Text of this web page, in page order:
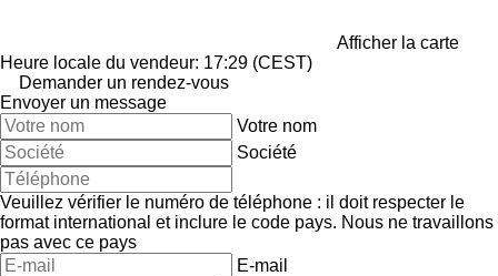
Afficher la carte
Heure locale du vendeur: 17:29 (CEST)
Demander un rendez-vous
Envoyer un message
Votre nom
Société
Veuillez vérifier le numéro de téléphone : il doit respecter le
format international et inclure le code pays. Nous ne travaillons
pas avec ce pays
E-mail